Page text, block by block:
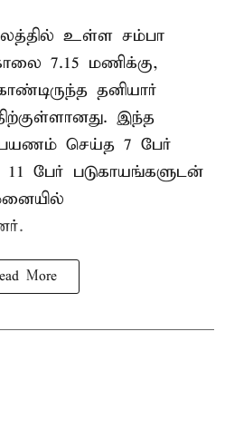
உள்ள சம்பா
7.15 மணிக்கு,
தனியார்
இந்த
பயணம் செய்த 7 பேர்
11 பேர் படுகாயங்களுடன்
More